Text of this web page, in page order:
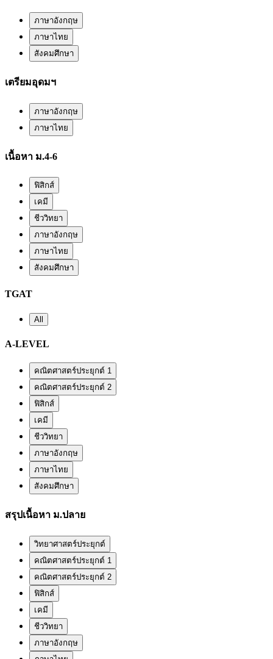
ภาษาอังกฤษ
ภาษาไทย
สังคมศึกษา
เตรียมอุดมฯ
ภาษาอังกฤษ
ภาษาไทย
เนื้อหา ม.4-6
ฟิสิกส์
เคมี
ชีววิทยา
ภาษาอังกฤษ
ภาษาไทย
สังคมศึกษา
TGAT
All
A-LEVEL
คณิตศาสตร์ประยุกต์ 1
คณิตศาสตร์ประยุกต์ 2
ฟิสิกส์
เคมี
ชีววิทยา
ภาษาอังกฤษ
ภาษาไทย
สังคมศึกษา
สรุปเนื้อหา ม.ปลาย
วิทยาศาสตร์ประยุกต์
คณิตศาสตร์ประยุกต์ 1
คณิตศาสตร์ประยุกต์ 2
ฟิสิกส์
เคมี
ชีววิทยา
ภาษาอังกฤษ